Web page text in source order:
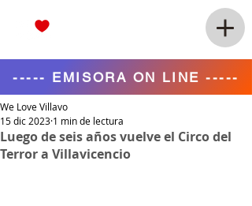
----- EMISORA ON LINE -----
Luego de seis años vuelve el Circo del
Terror a Villavicencio
We Love Villavo
15 dic 2023 1 min de lectura